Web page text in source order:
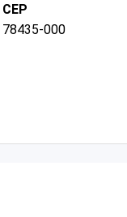
CEP
78435-000